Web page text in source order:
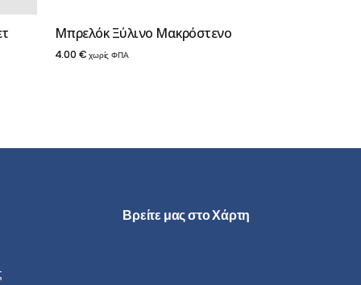
Μπρελόκ Ξύλινο Μακρόστενο
4.00 € χωρίς ΦΠΑ
Βρείτε μας στο Χάρτη